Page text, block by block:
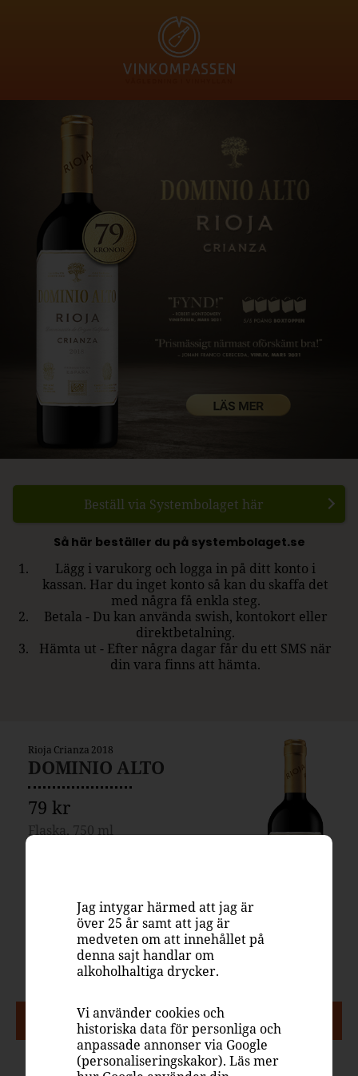
Rioja Crianza 2018
DOMINIO ALTO
79 kr
Flaska, 750 ml
Rött vin, fruktigt & smakrikt
Tempranillo
13.5%
PASSAR TILL
Beställ via Systembolaget här
Så här beställer du på systembolaget.se
Lägg i varukorg och logga in på ditt konto i
kassan. Har du inget konto så kan du skaffa det
med några få enkla steg.
Betala - Du kan använda swish, kontokort eller
direktbetalning.
Hämta ut - Efter några dagar får du ett SMS när
din vara finns att hämta.
Jag intygar härmed att jag är
över 25 år samt att jag är
medveten om att innehållet på
denna sajt handlar om
alkoholhaltiga drycker.
Vi använder cookies och
historiska data för personliga och
anpassade annonser via Google
(personaliseringskakor). Läs mer